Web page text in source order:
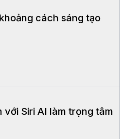
cách sáng tạo
Siri AI làm trọng tâm